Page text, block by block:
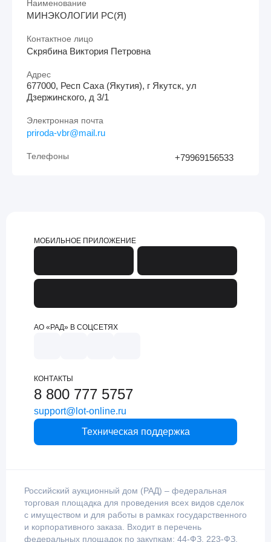
Наименование
МИНЭКОЛОГИИ РС(Я)
Контактное лицо
Скрябина Виктория Петровна
Адрес
677000, Респ Саха (Якутия), г Якутск, ул
Дзержинского, д 3/1
Электронная почта
priroda-vbr@mail.ru
Телефоны +79969156533
МОБИЛЬНОЕ ПРИЛОЖЕНИЕ
АО «РАД» В СОЦСЕТЯХ
КОНТАКТЫ
8 800 777 5757
support@lot-online.ru
Техническая поддержка
Российский аукционный дом (РАД) – федеральная
торговая площадка для проведения всех видов сделок
с имуществом и для работы в рамках государственного
и корпоративного заказа. Входит в перечень
федеральных площадок по закупкам: 44-ФЗ, 223-ФЗ,